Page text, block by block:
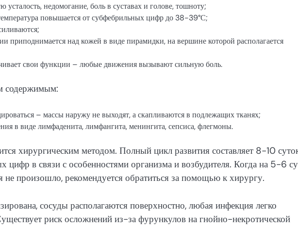
недомогание, боль в суставах и голове, тошноту;
повышается от субфебрильных цифр до 38-39°С;
приподнимается над кожей в виде пирамидки, на вершине которой располагается
свои функции – любые движения вызывают сильную боль.
содержимым:
– массы наружу не выходят, а скапливаются в подлежащих тканях;
в виде лимфаденита, лимфангита, менингита, сепсиса, флегмоны.
хирургическим методом. Полный цикл развития составляет 8-10
в связи с особенностями организма и возбудителя. Когда на 5-6
не произошло, рекомендуется обратиться за помощью к хирургу.
сосуды располагаются поверхностно, любая инфекция легко
риск осложнений из-за фурункулов на гнойно-некротической